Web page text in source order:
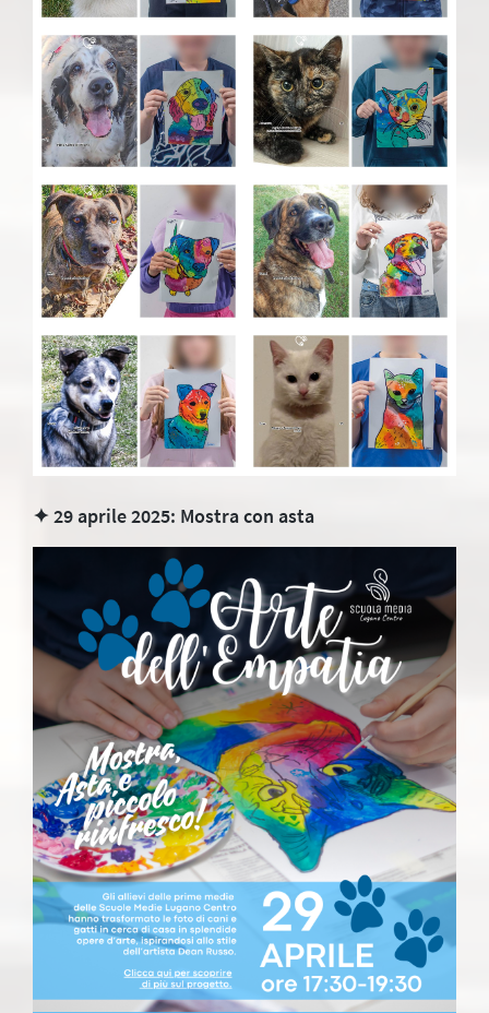
✦ 29 aprile 2025: Mostra con asta